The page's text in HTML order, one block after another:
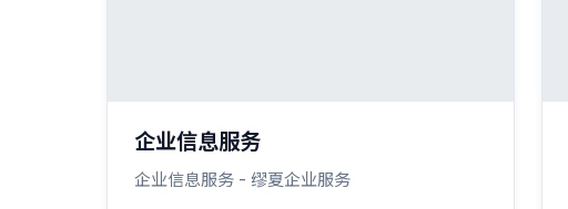
企业信息服务
企业信息服务 - 缪夏企业服务